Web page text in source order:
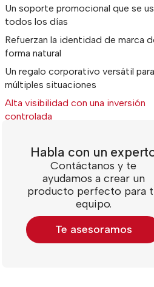
Un soporte promocional que se
todos los días
Refuerzan la identidad de marca
forma natural
Un regalo corporativo versátil para
múltiples situaciones
Alta visibilidad con una inversión
controlada
por los detalles
Un clásico del merchandising que
funcionando
Habla con un
Contáctanos y te
ayudamos a crear un
producto perfecto para
equipo.
Te asesoramos